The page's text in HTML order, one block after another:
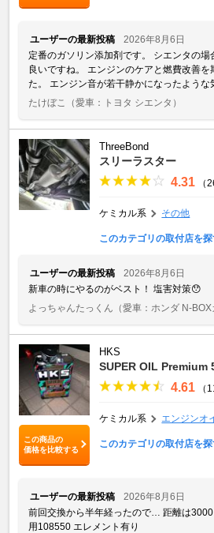
ユーザーの最新投稿
2026年8月6日
定番のガソリン添加剤です。 シエンタの
良いですね。 エンジンのケアと燃費改善を
た。 エンジン音が若干静かになったような
たけぼこ
（愛車：トヨタ シエンタ）
ThreeBond
スリーラスター
4.31 （
ケミカル系 その他
このカテゴリの取付店を
ユーザーの最新投稿
2026年8月6日
新車の時にやるのがベスト！ 塩害対策😯
よっちゃんたっくん （愛車：ホンダ N-BOX
この商品の
価格を比較する
HKS
SUPER OIL Premium
4.61 （
ケミカル系 エンジンオ
このカテゴリの取付店を
ユーザーの最新投稿
2026年8月6日
前回交換から半年経ったので… 距離は
用108550 エレメント有り